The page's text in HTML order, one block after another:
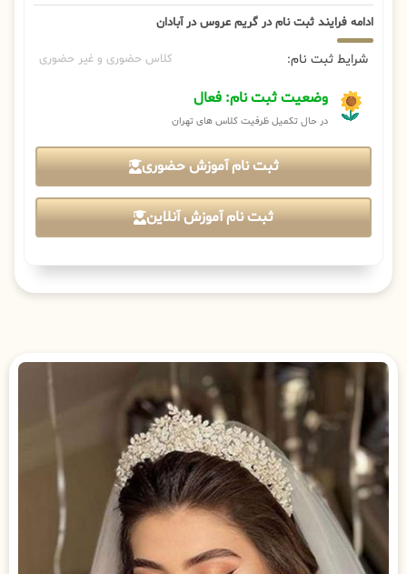
ادامه فرایند ثبت نام در گریم عروس در آبادان
شرایط ثبت نام: کلاس حضوری و غیر حضوری
وضعیت ثبت نام: فعال
در حال تکمیل ظرفیت کلاس های تهران
ثبت نام آموزش حضوری
ثبت نام آموزش آنلاین